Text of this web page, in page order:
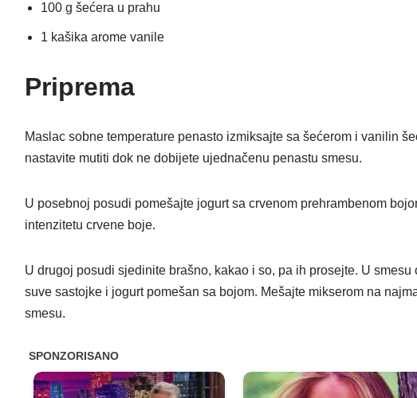
100 g šećera u prahu
1 kašika arome vanile
Priprema
Maslac sobne temperature penasto izmiksajte sa šećerom i vanilin
nastavite mutiti dok ne dobijete ujednačenu penastu smesu.
U posebnoj posudi pomešajte jogurt sa crvenom prehrambenom
intenzitetu crvene boje.
U drugoj posudi sjedinite brašno, kakao i so, pa ih prosejte. U
suve sastojke i jogurt pomešan sa bojom. Mešajte mikserom na
smesu.